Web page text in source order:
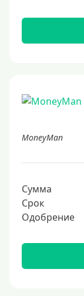
MoneyMan
Сумма
Срок
Одобрение